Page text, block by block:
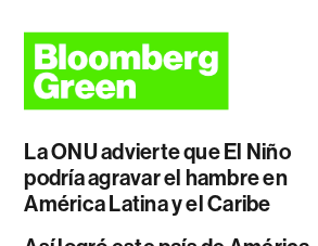
La ONU advierte que El Niño
podría agravar el hambre en
América Latina y el Caribe